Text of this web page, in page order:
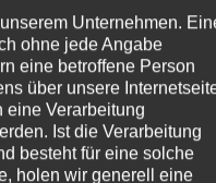
Unternehmen.
ohne jede Angabe
eine betroffene Person
über unsere
eine Verarbeitung
Ist die Verarbeitung
besteht für eine solche
holen wir generell eine